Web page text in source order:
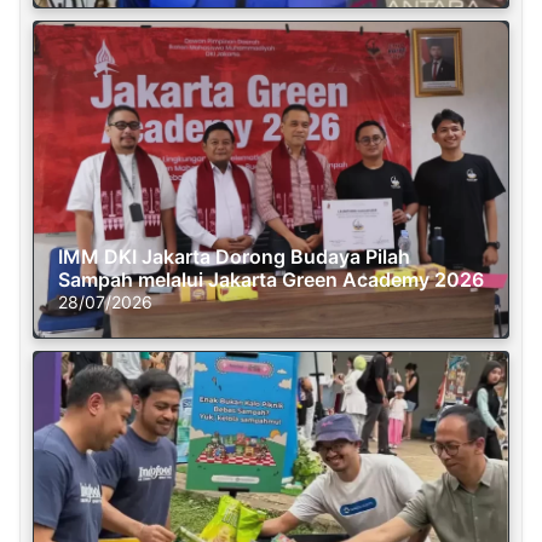
IMM DKI Jakarta Dorong Budaya Pilah
Sampah melalui Jakarta Green Academy 2026
28/07/2026